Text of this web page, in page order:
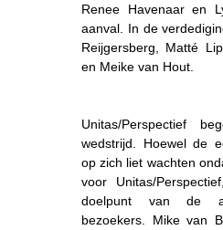
Renee Havenaar en
aanval. In de
Reijgersberg, Matté
en Meike van Hout.
Unitas/Perspectief
wedstrijd. Hoewel de
op zich liet wachten
voor Unitas/
doelpunt van de
bezoekers. Mike van